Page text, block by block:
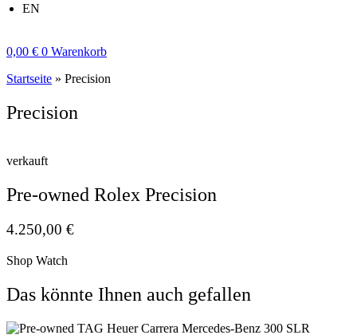
EN
0,00 € 0 Warenkorb
Startseite » Precision
Precision
verkauft
Pre-owned Rolex Precision
4.250,00 €
Shop Watch
Das könnte Ihnen auch gefallen